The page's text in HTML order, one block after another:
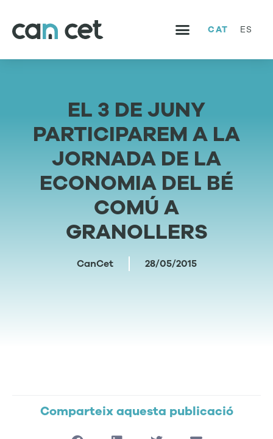
CAT ES
EL 3 DE JUNY
PARTICIPAREM A LA
JORNADA DE LA
ECONOMIA DEL BÉ
COMÚ A
GRANOLLERS
CanCet 28/05/2015
Comparteix aquesta publicació